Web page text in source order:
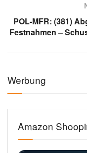
POL-MFR: (381)
Festnahmen –
Werbung
Amazon